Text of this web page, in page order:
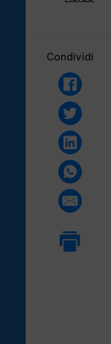
Condividi